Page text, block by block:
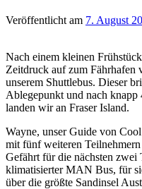
Veröffentlicht am 7. August
Nach einem kleinen
Zeitdruck auf zum
unserem Shuttlebus. Dieser
Ablegepunkt und nach
landen wir an Fraser Island.
Wayne, unser Guide von
mit fünf weiteren Teilnehmern
Gefährt für die nächsten zwei
klimatisierter MAN Bus, für
über die größte Sandinsel